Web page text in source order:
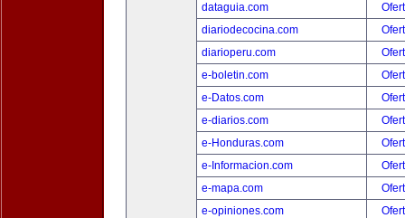
dataguia.com
diariodecocina.com
diarioperu.com
e-boletin.com
e-Datos.com
e-diarios.com
e-Honduras.com
e-Informacion.com
e-mapa.com
e-opiniones.com